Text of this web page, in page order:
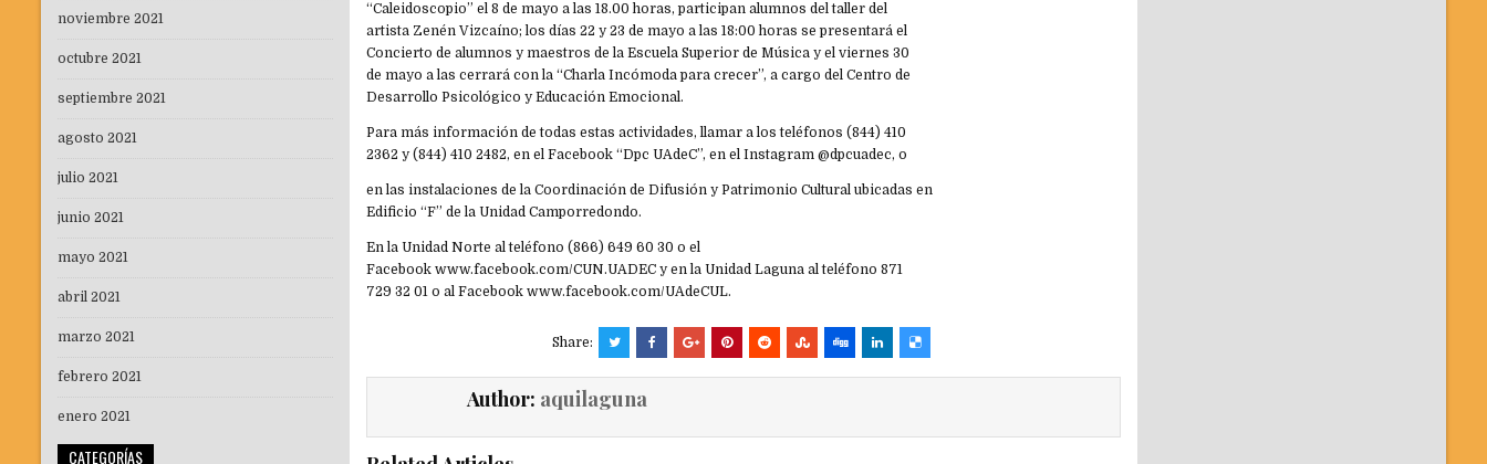
“Caleidoscopio” el 8 de mayo a las 18.00 horas, participan alumnos del taller del
artista Zenén Vizcaíno; los días 22 y 23 de mayo a las 18:00 horas se presentará el
Concierto de alumnos y maestros de la Escuela Superior de Música y el viernes 30
de mayo a las cerrará con la “Charla Incómoda para crecer”, a cargo del Centro de
Desarrollo Psicológico y Educación Emocional.
Para más información de todas estas actividades, llamar a los teléfonos (844) 410
2362 y (844) 410 2482, en el Facebook “Dpc UAdeC”, en el Instagram @dpcuadec, o
en las instalaciones de la Coordinación de Difusión y Patrimonio Cultural ubicadas en
Edificio “F” de la Unidad Camporredondo.
En la Unidad Norte al teléfono (866) 649 60 30 o el
Facebook www.facebook.com/CUN.UADEC y en la Unidad Laguna al teléfono 871
729 32 01 o al Facebook www.facebook.com/UAdeCUL.
Share:
Author: aquilaguna
noviembre 2021
octubre 2021
septiembre 2021
agosto 2021
julio 2021
junio 2021
mayo 2021
abril 2021
marzo 2021
febrero 2021
enero 2021
CATEGORÍAS